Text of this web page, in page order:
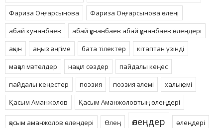
Фариза Оңғарсынова
Фариза Оңғарсынова өлеңі
абай кунанбаев
абай құнанбаев абай құнанбаев өлеңдері
ақын
аңыз әңгіме бата тілектер
кітаптан үзінді
мақал мәтелдер
нақыл сөздер
пайдалы кеңес
пайдалы кеңестер
поэзия поэзия әлемі
халық емі
Қасым Аманжолов
Қасым Аманжоловтың өлеңдері
қасым аманжолов өлеңдері Өлең өлеңдер өлеңдері